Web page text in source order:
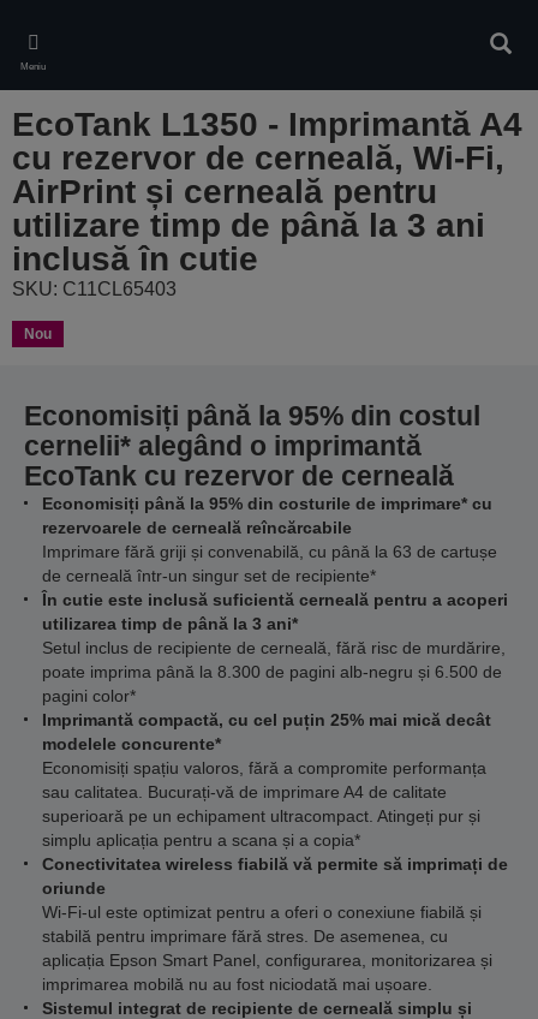
main
content
Meniu
EcoTank L1350 - Imprimantă A4
cu rezervor de cerneală, Wi-Fi,
AirPrint și cerneală pentru
utilizare timp de până la 3 ani
inclusă în cutie
SKU: C11CL65403
Nou
Economisiți până la 95% din costul
cernelii* alegând o imprimantă
EcoTank cu rezervor de cerneală
Economisiți până la 95% din costurile de imprimare* cu
rezervoarele de cerneală reîncărcabile
Imprimare fără griji și convenabilă, cu până la 63 de cartușe
de cerneală într-un singur set de recipiente*
În cutie este inclusă suficientă cerneală pentru a acoperi
utilizarea timp de până la 3 ani*
Setul inclus de recipiente de cerneală, fără risc de murdărire,
poate imprima până la 8.300 de pagini alb-negru și 6.500 de
pagini color*
Imprimantă compactă, cu cel puțin 25% mai mică decât
modelele concurente*
Economisiți spațiu valoros, fără a compromite performanța
sau calitatea. Bucurați-vă de imprimare A4 de calitate
superioară pe un echipament ultracompact. Atingeți pur și
simplu aplicația pentru a scana și a copia*
Conectivitatea wireless fiabilă vă permite să imprimați de
oriunde
Wi-Fi-ul este optimizat pentru a oferi o conexiune fiabilă și
stabilă pentru imprimare fără stres. De asemenea, cu
aplicația Epson Smart Panel, configurarea, monitorizarea și
imprimarea mobilă nu au fost niciodată mai ușoare.
Sistemul integrat de recipiente de cerneală simplu și